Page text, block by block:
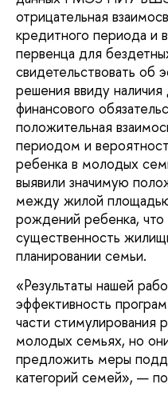
отрицательная
кредитного периода и
первенца для
свидетельствовать об
решения ввиду наличия
финансового
положительная
периодом и
ребенка в молодых
выявили значимую
между жилой
рождений ребенка,
существенность
планировании семьи.
«Результаты нашей
эффективность
части стимулирования
молодых семьях, но
предложить меры
категорий семей», —